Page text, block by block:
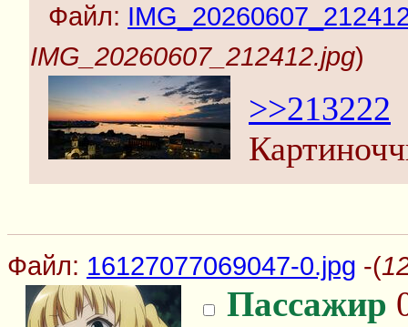
Файл:
IMG_20260607_212412.jpg)
>>213222
Файл: 16127077069047-0.jpg -(
Пассажир